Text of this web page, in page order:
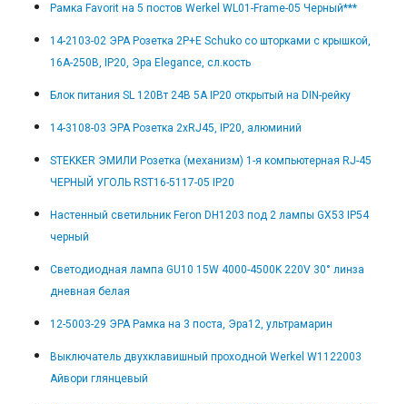
Рамка Favorit на 5 постов Werkel WL01-Frame-05 Черный***
14-2103-02 ЭРА Розетка 2P+E Schuko со шторками с крышкой,
16A-250В, IP20, Эра Elegance, сл.кость
Блок питания SL 120Вт 24В 5А IP20 открытый на DIN-рейку
14-3108-03 ЭРА Розетка 2хRJ45, IP20, алюминий
STEKKER ЭМИЛИ Розетка (механизм) 1-я компьютерная RJ-45
ЧЕРНЫЙ УГОЛЬ RST16-5117-05 IP20
Настенный светильник Feron DH1203 под 2 лампы GX53 IP54
черный
Светодиодная лампа GU10 15W 4000-4500K 220V 30° линза
дневная белая
12-5003-29 ЭРА Рамка на 3 поста, Эра12, ультрамарин
Выключатель двухклавишный проходной Werkel W1122003
Айвори глянцевый